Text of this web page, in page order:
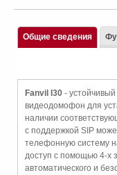
Общие сведения
Fanvil I30 -
видеодомофон для
наличии
с поддержкой SIP
телефонную систему
доступ с помощью 4-х
автоматического и